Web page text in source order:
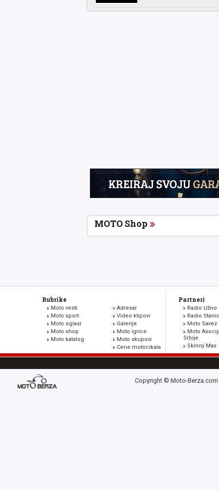
MOTO Shop
Rubrike
Moto vesti
Moto sport
Moto oglasi
Moto shop
Moto katalog
Adresar
Video klipovi
Galerije
Moto igrice
Moto skupovi
Cene motocikala
Partneri
Radio Uživo
Radio
Moto Savez
Moto
Srbije
Skinny Max
Copyright © Moto-Berza.com